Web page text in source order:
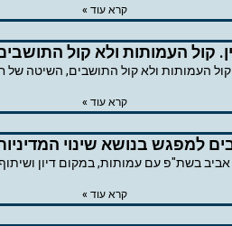
קרא עוד »
קול העמותות ולא קול
קול העמותות ולא קול התושבים, השיטה של
קרא עוד »
למפגש בנושא שינוי
אביב בשת"פ עם עמותות, במקום דיון
קרא עוד »